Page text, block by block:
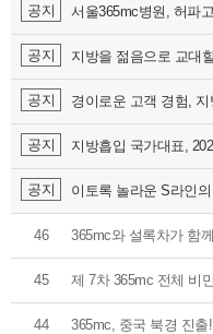
공지
공지
공지
공지
공지
46
45
44 365mc, 중국 북경 진출!